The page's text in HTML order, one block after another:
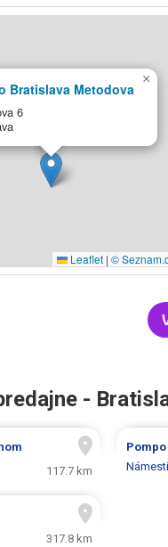
Bratislava Metodova
6
×
Leaflet | ©
-
117.7 km
Pompo
317.8 km